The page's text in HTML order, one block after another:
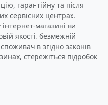
гарантійну та після
сервісних центрах.
магазині ви
якості, безмежній
згідно законів
стережіться підробок